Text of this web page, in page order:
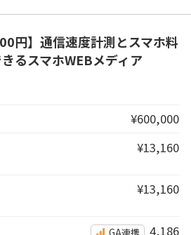
円】通信速度計測とスマホ料
るスマホWEBメディア
¥600,000
¥13,160
¥13,160
4,186